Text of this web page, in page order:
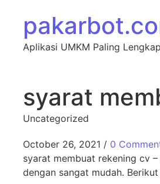
Aplikasi UMKM Paling
syarat
Uncategorized
October 26, 2021 / 0
syarat membuat rekening cv
dengan sangat mudah.